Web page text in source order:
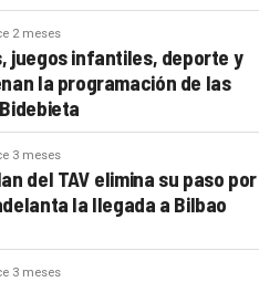
2 meses
juegos infantiles, deporte y
la programación de las
3 meses
del TAV elimina su paso por
la llegada a Bilbao
3 meses